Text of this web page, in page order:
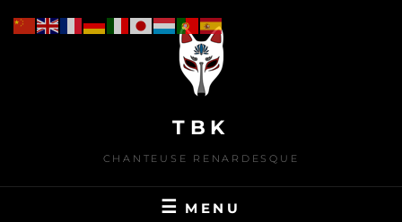
TBK
CHANTEUSE RENARDESQUE
MENU